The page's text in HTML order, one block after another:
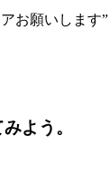
お願いします”
よう。